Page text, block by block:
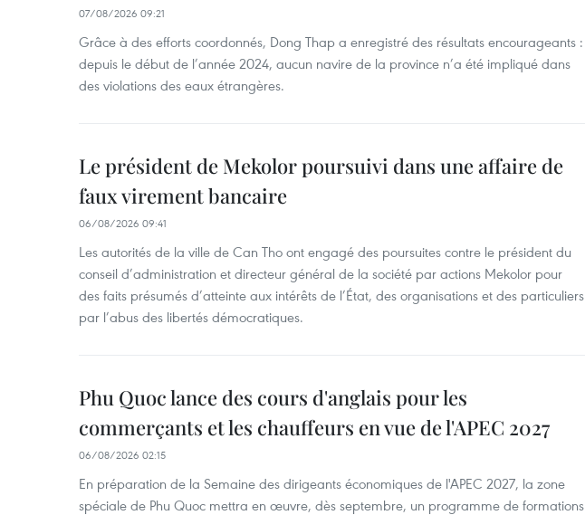
07/08/2026 09:21
Grâce à des efforts coordonnés, Dong Thap a enregistré des résultats encourageants :
depuis le début de l’année 2024, aucun navire de la province n’a été impliqué dans
des violations des eaux étrangères.
Le président de Mekolor poursuivi dans une affaire de
faux virement bancaire
06/08/2026 09:41
Les autorités de la ville de Can Tho ont engagé des poursuites contre le président du
conseil d’administration et directeur général de la société par actions Mekolor pour
des faits présumés d’atteinte aux intérêts de l’État, des organisations et des particuliers
par l’abus des libertés démocratiques.
Phu Quoc lance des cours d'anglais pour les
commerçants et les chauffeurs en vue de l'APEC 2027
06/08/2026 02:15
En préparation de la Semaine des dirigeants économiques de l'APEC 2027, la zone
spéciale de Phu Quoc mettra en œuvre, dès septembre, un programme de formations